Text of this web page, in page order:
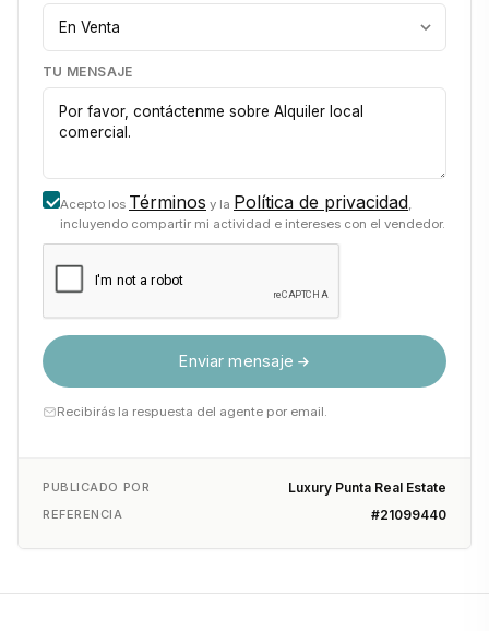
TU MENSAJE
Acepto los Términos y la Política de privacidad,
incluyendo compartir mi actividad e intereses con el vendedor.
Enviar mensaje
Recibirás la respuesta del agente por email.
PUBLICADO POR Luxury Punta Real Estate
REFERENCIA #21099440